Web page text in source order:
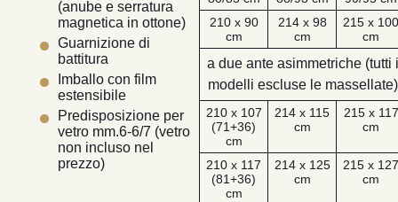
210 x 90
cm
214 x 98
cm
215 x
cm
a due ante asimmetriche (tutti i
modelli escluse le massellate)
210 x 107
(71+36)
cm
214 x 115
cm
215 x 117
cm
210 x 117
(81+36)
cm
214 x 125
cm
215 x
cm
(anube e serratura
magnetica in ottone)
Guarnizione di
battitura
Imballo con film
estensibile
Predisposizione per
vetro mm.6-6/7 (vetro
non incluso nel
prezzo)